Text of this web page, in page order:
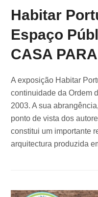
Habitar
Espaço
CASA
A exposição Habitar
continuidade da Ordem
2003. A sua
ponto de vista dos
constitui um importante
arquitectura produzida